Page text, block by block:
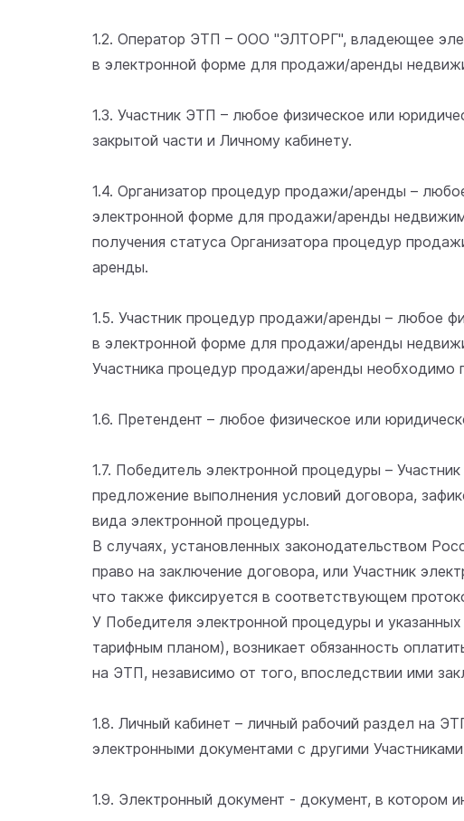
1.2. Оператор ЭТП – ООО "ЭЛТОРГ", владеющее
в электронной форме для продажи/аренды
1.3. Участник ЭТП – любое физическое или
закрытой части и Личному кабинету.
1.4. Организатор процедур продажи/аренды –
электронной форме для продажи/аренды
получения статуса Организатора процедур
аренды.
1.5. Участник процедур продажи/аренды – любое
в электронной форме для продажи/аренды
Участника процедур продажи/аренды необходимо
1.6. Претендент – любое физическое или
1.7. Победитель электронной процедуры –
предложение выполнения условий договора,
вида электронной процедуры.
В случаях, установленных законодательством
право на заключение договора, или Участник
что также фиксируется в соответствующем
У Победителя электронной процедуры и
тарифным планом), возникает обязанность
на ЭТП, независимо от того, впоследствии ими
1.8. Личный кабинет – личный рабочий раздел на
электронными документами с другими
1.9. Электронный документ - документ, в котором